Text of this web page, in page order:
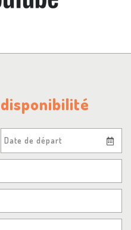
Date de départ